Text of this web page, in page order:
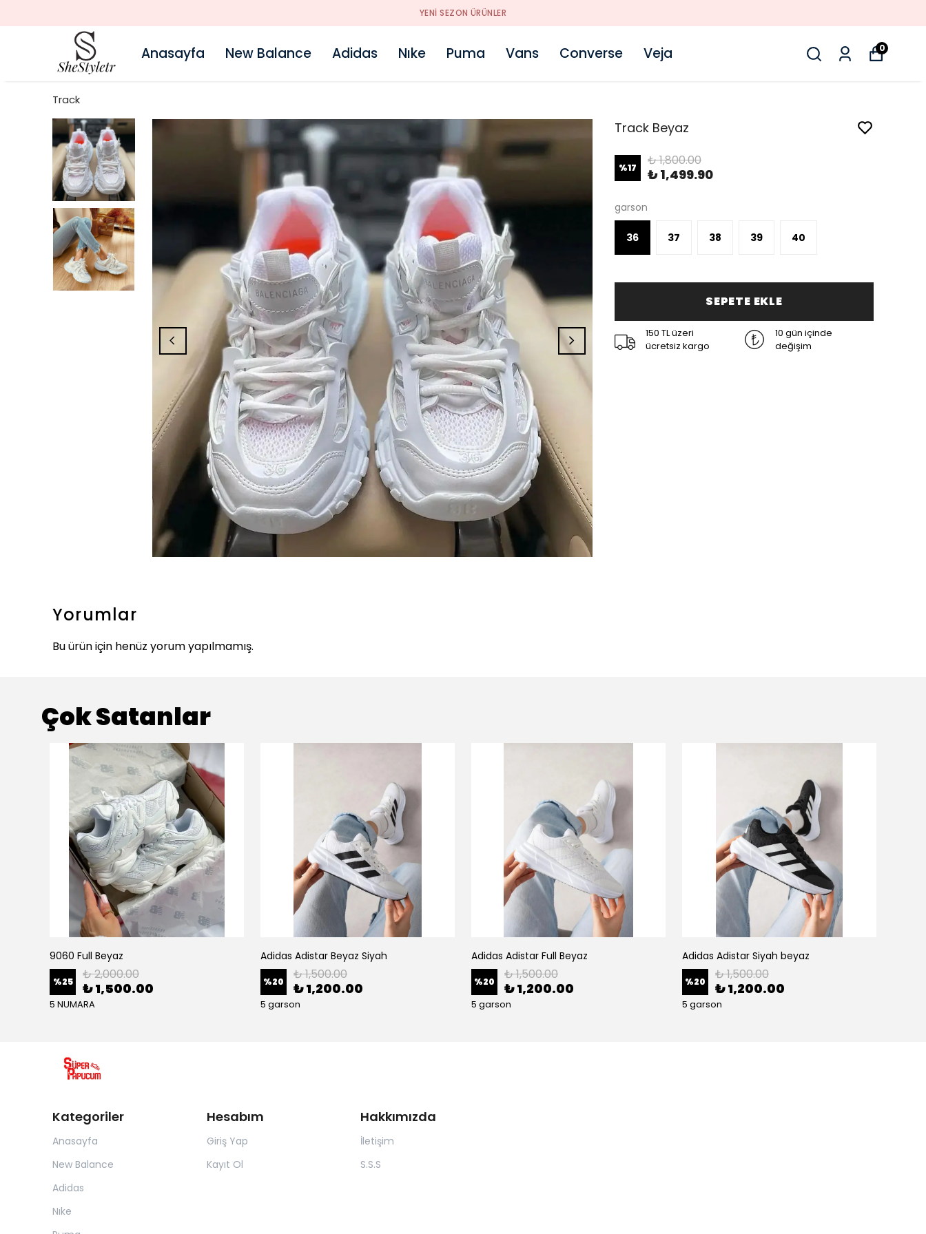
YENI SEZON ÜRÜNLER
Anasayfa New Balance Adidas Nıke Puma Vans Converse Veja 0
Track
Track Beyaz
%17 ₺ 1,800.00
₺ 1,499.90
garson
36 37 38 39 40
SEPETE EKLE
150 TL üzeri
ücretsiz kargo
10 gün içinde
değişim
Yorumlar
Bu ürün için henüz yorum yapılmamış.
Çok Satanlar
9060 Full Beyaz
%25 ₺ 2,000.00
₺ 1,500.00
5 NUMARA
Adidas Adistar Beyaz Siyah
%20 ₺ 1,500.00
₺ 1,200.00
5 garson
Adidas Adistar Full Beyaz
%20 ₺ 1,500.00
₺ 1,200.00
5 garson
Adidas Adistar Siyah beyaz
%20 ₺ 1,500.00
₺ 1,200.00
5 garson
Kategoriler
Anasayfa
New Balance
Adidas
Nıke
Hesabım
Giriş Yap
Kayıt Ol
Hakkımızda
İletişim
S.S.S